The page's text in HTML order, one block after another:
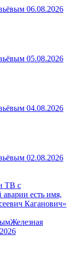
06.08.2026
05.08.2026
04.08.2026
02.08.2026
ТВ с
есть имя,
Каганович»
Железная